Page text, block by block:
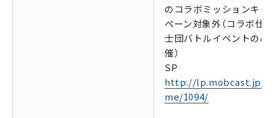
のコラボミッションキャ
ペーン対象外（コラボ仕
士団バトルイベントのみ
催）
SP
http://lp.mobcast.jp/
me/1094/